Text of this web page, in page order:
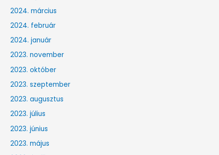
2024. március
2024. február
2024. január
2023. november
2023. október
2023. szeptember
2023. augusztus
2023. július
2023. június
2023. május